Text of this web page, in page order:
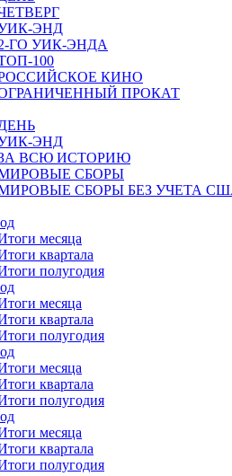
ЭНД
ГО УИК-ЭНДА
100
КИНО
ПРОКАТ
ЭНД
ВСЮ ИСТОРИЮ
СБОРЫ
СБОРЫ БЕЗ УЧЕТА
месяца
квартала
полугодия
месяца
квартала
полугодия
месяца
квартала
полугодия
месяца
квартала
полугодия